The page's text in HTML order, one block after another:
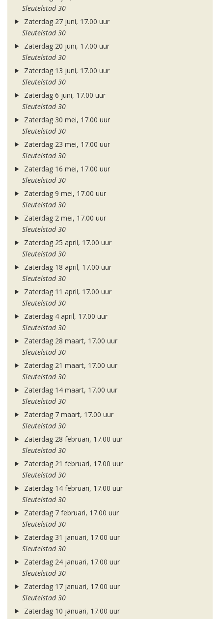
Sleutelstad 30
Zaterdag 27 juni, 17.00 uur
Sleutelstad 30
Zaterdag 20 juni, 17.00 uur
Sleutelstad 30
Zaterdag 13 juni, 17.00 uur
Sleutelstad 30
Zaterdag 6 juni, 17.00 uur
Sleutelstad 30
Zaterdag 30 mei, 17.00 uur
Sleutelstad 30
Zaterdag 23 mei, 17.00 uur
Sleutelstad 30
Zaterdag 16 mei, 17.00 uur
Sleutelstad 30
Zaterdag 9 mei, 17.00 uur
Sleutelstad 30
Zaterdag 2 mei, 17.00 uur
Sleutelstad 30
Zaterdag 25 april, 17.00 uur
Sleutelstad 30
Zaterdag 18 april, 17.00 uur
Sleutelstad 30
Zaterdag 11 april, 17.00 uur
Sleutelstad 30
Zaterdag 4 april, 17.00 uur
Sleutelstad 30
Zaterdag 28 maart, 17.00 uur
Sleutelstad 30
Zaterdag 21 maart, 17.00 uur
Sleutelstad 30
Zaterdag 14 maart, 17.00 uur
Sleutelstad 30
Zaterdag 7 maart, 17.00 uur
Sleutelstad 30
Zaterdag 28 februari, 17.00 uur
Sleutelstad 30
Zaterdag 21 februari, 17.00 uur
Sleutelstad 30
Zaterdag 14 februari, 17.00 uur
Sleutelstad 30
Zaterdag 7 februari, 17.00 uur
Sleutelstad 30
Zaterdag 31 januari, 17.00 uur
Sleutelstad 30
Zaterdag 24 januari, 17.00 uur
Sleutelstad 30
Zaterdag 17 januari, 17.00 uur
Sleutelstad 30
Zaterdag 10 januari, 17.00 uur